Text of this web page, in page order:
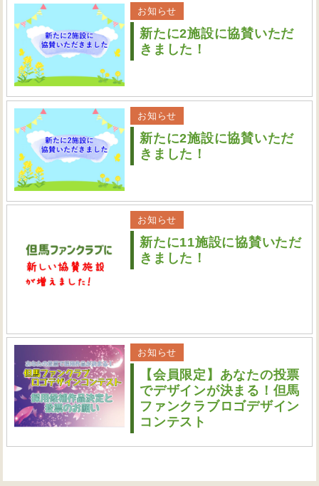
お知らせ
新たに2施設に協賛いただ
きました！
お知らせ
新たに2施設に協賛いただ
きました！
お知らせ
新たに11施設に協賛いただ
きました！
お知らせ
【会員限定】あなたの投票
でデザインが決まる！但馬
ファンクラブロゴデザイン
コンテスト